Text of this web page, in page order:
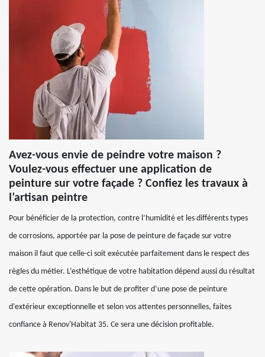
Avez-vous envie de peindre votre maison ?
Voulez-vous effectuer une application de
peinture sur votre façade ? Confiez les travaux à
l’artisan peintre
Pour bénéficier de la protection, contre l’humidité et les différents types
de corrosions, apportée par la pose de peinture de façade sur votre
maison il faut que celle-ci soit exécutée parfaitement dans le respect des
règles du métier. L’esthétique de votre habitation dépend aussi du résultat
de cette opération. Dans le but de profiter d’une pose de peinture
d’extérieur exceptionnelle et selon vos attentes personnelles, faites
confiance à Renov'Habitat 35. Ce sera une décision profitable.